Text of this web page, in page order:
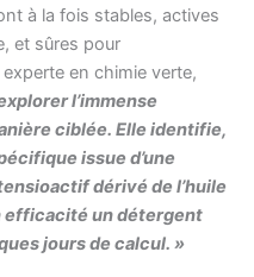
à la fois stables, actives
et sûres pour
experte en chimie verte,
l’immense
ciblée. Elle identifie,
issue d’une
dérivé de l’huile
efficacité un détergent
jours de calcul. »